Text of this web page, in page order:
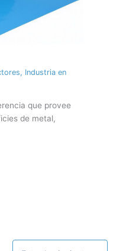
, Industria en
que provee
de metal,